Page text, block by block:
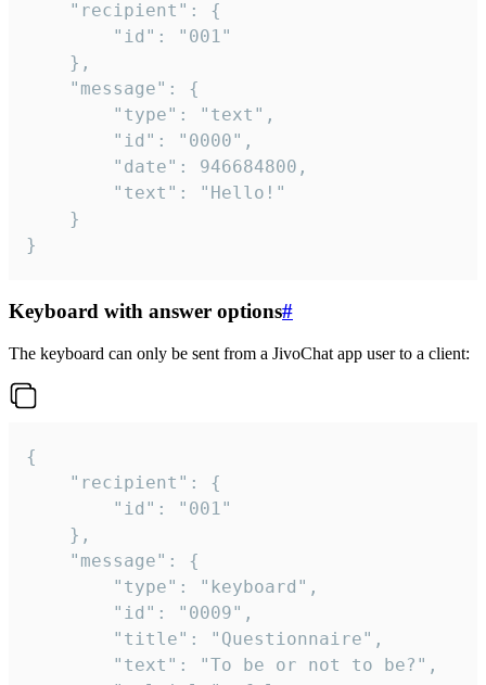
}
Keyboard with answer options#
The keyboard can only be sent from a JivoChat app user to a client:
{